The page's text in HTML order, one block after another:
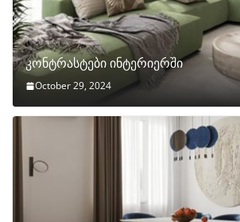
კონტრასტები ინტერიერში
October 29, 2024